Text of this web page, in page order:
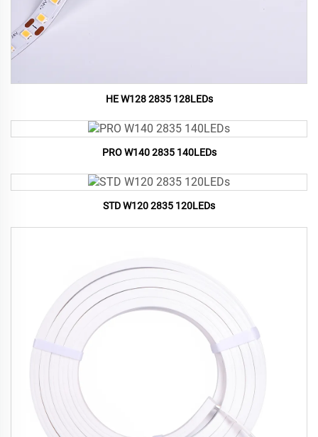
HE W128 2835 128LEDs
PRO W140 2835 140LEDs
STD W120 2835 120LEDs